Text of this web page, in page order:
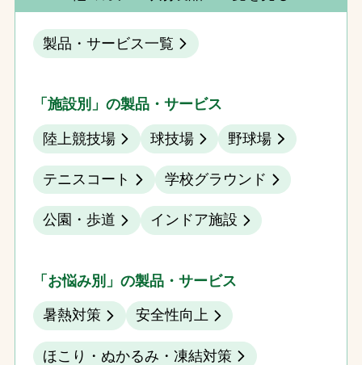
製品・サービス一覧
「施設別」の製品・サービス
陸上競技場 球技場 野球場
テニスコート 学校グラウンド
公園・歩道 インドア施設
「お悩み別」の製品・サービス
暑熱対策 安全性向上
ほこり・ぬかるみ・凍結対策